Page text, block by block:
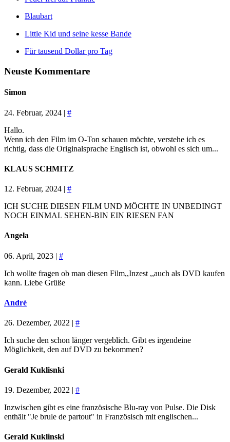
Blaubart
Little Kid und seine kesse Bande
Für tausend Dollar pro Tag
Neuste Kommentare
Simon
24. Februar, 2024 | #
Hallo.
Wenn ich den Film im O-Ton schauen möchte, verstehe ich es
richtig, dass die Originalsprache Englisch ist, obwohl es sich um...
KLAUS SCHMITZ
12. Februar, 2024 | #
ICH SUCHE DIESEN FILM UND MÖCHTE IN UNBEDINGT
NOCH EINMAL SEHEN-BIN EIN RIESEN FAN
Angela
06. April, 2023 | #
Ich wollte fragen ob man diesen Film,,Inzest ,,auch als DVD kaufen
kann. Liebe Grüße
André
26. Dezember, 2022 | #
Ich suche den schon länger vergeblich. Gibt es irgendeine
Möglichkeit, den auf DVD zu bekommen?
Gerald Kuklisnki
19. Dezember, 2022 | #
Inzwischen gibt es eine französische Blu-ray von Pulse. Die Disk
enthält "Je brule de partout" in Französisch mit englischen...
Gerald Kuklinski